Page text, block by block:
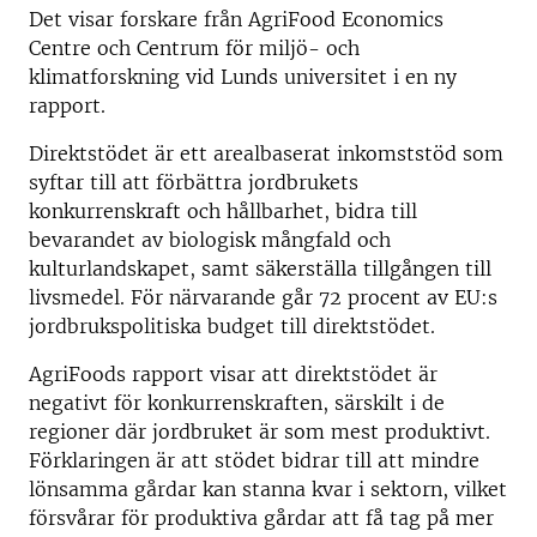
Det visar forskare från AgriFood Economics
Centre och Centrum för miljö- och
klimatforskning vid Lunds universitet i en ny
rapport.
Direktstödet är ett arealbaserat inkomststöd som
syftar till att förbättra jordbrukets
konkurrenskraft och hållbarhet, bidra till
bevarandet av biologisk mångfald och
kulturlandskapet, samt säkerställa tillgången till
livsmedel. För närvarande går 72 procent av EU:s
jordbrukspolitiska budget till direktstödet.
AgriFoods rapport visar att direktstödet är
negativt för konkurrenskraften, särskilt i de
regioner där jordbruket är som mest produktivt.
Förklaringen är att stödet bidrar till att mindre
lönsamma gårdar kan stanna kvar i sektorn, vilket
försvårar för produktiva gårdar att få tag på mer